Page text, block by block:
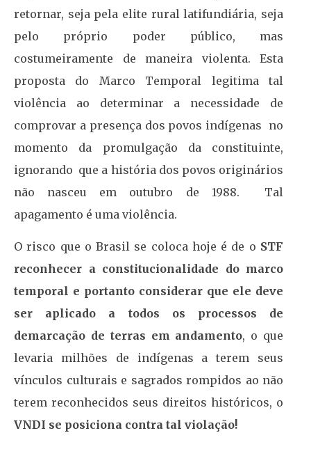
retornar, seja pela elite rural latifundiária, seja
pelo próprio poder público, mas
costumeiramente de maneira violenta. Esta
proposta do Marco Temporal legitima tal
violência ao determinar a necessidade de
comprovar a presença dos povos indígenas no
momento da promulgação da constituinte,
ignorando que a história dos povos originários
não nasceu em outubro de 1988. Tal
apagamento é uma violência.
O risco que o Brasil se coloca hoje é de o STF
reconhecer a constitucionalidade do marco
temporal e portanto considerar que ele deve
ser aplicado a todos os processos de
demarcação de terras em andamento, o que
levaria milhões de indígenas a terem seus
vínculos culturais e sagrados rompidos ao não
terem reconhecidos seus direitos históricos, o
VNDI se posiciona contra tal violação!